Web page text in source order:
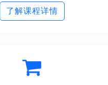
了解课程详情